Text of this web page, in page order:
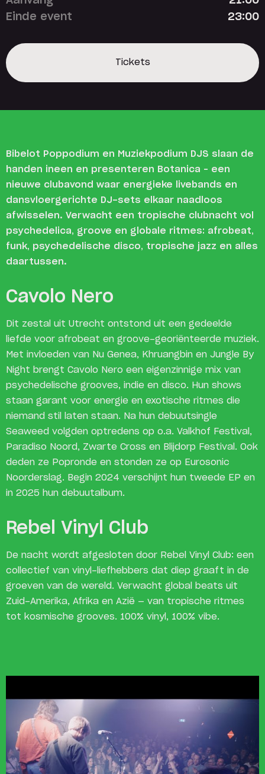
Einde event
23:00
Tickets
Tickets
Bibelot Poppodium en Muziekpodium DJS slaan de
handen ineen en presenteren Botanica – een
nieuwe clubavond waar energieke livebands en
dansvloergerichte DJ-sets elkaar naadloos
afwisselen. Verwacht een tropische clubnacht vol
psychedelica, groove en globale ritmes: afrobeat,
funk, psychedelische disco, tropische jazz en alles
daartussen.
Cavolo Nero
Dit zestal uit Utrecht ontstond uit een gedeelde
liefde voor afrobeat en groove-georiënteerde muziek.
Met invloeden van Nu Genea, Khruangbin en Jungle By
Night brengt Cavolo Nero een eigenzinnige mix van
psychedelische grooves, indie en disco. Hun shows
staan garant voor energie en exotische ritmes die
niemand stil laten staan. Na hun debuutsingle
Seaweed volgden optredens op o.a. Valkhof Festival,
Paradiso Noord, Zwarte Cross en Blijdorp Festival. Ook
deden ze Popronde en stonden ze op Eurosonic
Noorderslag. Begin 2024 verschijnt hun tweede EP en
in 2025 hun debuutalbum.
Rebel Vinyl Club
De nacht wordt afgesloten door Rebel Vinyl Club: een
collectief van vinyl-liefhebbers dat diep graaft in de
groeven van de wereld. Verwacht global beats uit
Zuid-Amerika, Afrika en Azië — van tropische ritmes
tot kosmische grooves. 100% vinyl, 100% vibe.